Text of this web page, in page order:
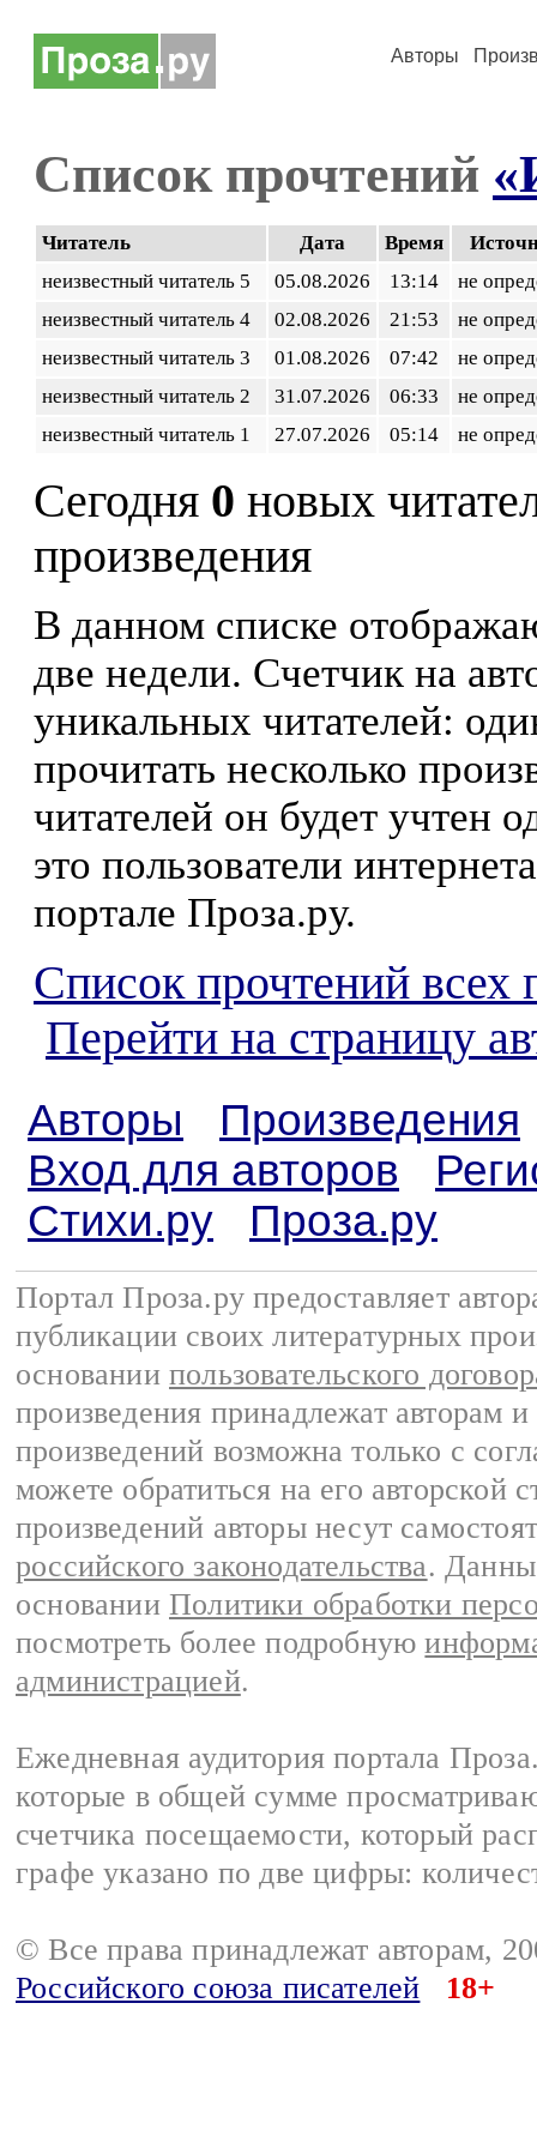
Авторы
Список прочтений
Читатель Дата Время
неизвестный читатель 5
05.08.2026 13:14
не
неизвестный читатель 4
02.08.2026 21:53
не
неизвестный читатель 3
01.08.2026 07:42
не
неизвестный читатель 2
31.07.2026 06:33
не
неизвестный читатель 1
27.07.2026 05:14 не
Сегодня 0 новых
произведения
В данном списке
две недели. Счетчик на
уникальных читателей:
прочитать несколько
читателей он будет учтен
это пользователи
портале Проза.ру.
Список прочтений всех
Перейти на страницу
Авторы
Произведения
Вход для авторов
Стихи.ру
Проза.ру
Портал Проза.ру предоставляет
публикации своих литературных
основании пользовательского
произведения принадлежат авторам
произведений возможна только с
можете обратиться на его авторской
произведений авторы несут
российского законодательства.
основании Политики обработки
посмотреть более подробную
администрацией.
Ежедневная аудитория портала
которые в общей сумме
счетчика посещаемости, который
графе указано по две цифры:
© Все права принадлежат авторам,
Российского союза писателей
18+